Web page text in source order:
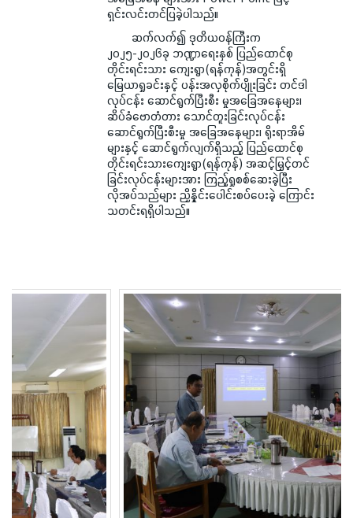
ရှင်းလင်းတင်ပြခဲ့ပါသည်။
ဆက်လက်၍ ဒုတိယဝန်ကြီးက
၂၀၂၅-၂၀၂၆ခု ဘဏ္ဍာရေးနှစ် ပြည်ထောင်စု
တိုင်းရင်းသား ကျေးရွာ(ရန်ကုန်)အတွင်းရှိ
မြေယာရှုခင်းနှင့် ပန်းအလှစိုက်ပျိုးခြင်း တင်ဒါ
လုပ်ငန်း ဆောင်ရွက်ပြီးစီး မှုအခြေအနေများ၊
ဆိပ်ခံဗောတံတား သောင်တူးခြင်းလုပ်ငန်း
ဆောင်ရွက်ပြီးစီးမှု အခြေအနေများ၊ ရိုးရာအိမ်
များနှင့် ဆောင်ရွက်လျက်ရှိသည့် ပြည်ထောင်စု
တိုင်းရင်းသားကျေးရွာ(ရန်ကုန်) အဆင့်မြှင့်တင်
ခြင်းလုပ်ငန်းများအား ကြည့်ရှုစစ်ဆေးခဲ့ပြီး
လိုအပ်သည်များ ညှိနှိုင်းပေါင်းစပ်ပေးခဲ့ ကြောင်း
သတင်းရရှိပါသည်။